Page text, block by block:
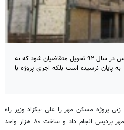
در حالی قرار بود مسکن مهر پردیس در سال ۹۲ تحویل متقاضیان شود که نه
نرسیده است بلکه اجرای پروژه با
پروژه مسکن مهر را علی نیکزاد وزیر راه
و شهرسازی دولت دهم در مسکن مهر پردیس انجام داد و ساخت ۸۰ هزار واحد